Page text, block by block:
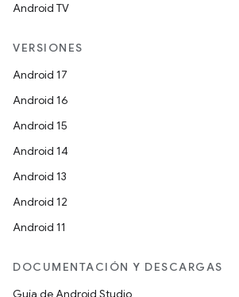
Android TV
VERSIONES
Android 17
Android 16
Android 15
Android 14
Android 13
Android 12
Android 11
DOCUMENTACIÓN Y DESCARGAS
Guía de Android Studio